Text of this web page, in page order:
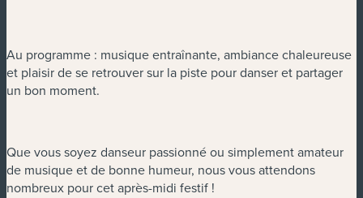
Au programme : musique entraînante, ambiance chaleureuse
et plaisir de se retrouver sur la piste pour danser et partager
un bon moment.
Que vous soyez danseur passionné ou simplement amateur
de musique et de bonne humeur, nous vous attendons
nombreux pour cet après-midi festif !